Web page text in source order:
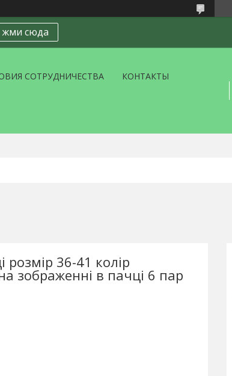
жми сюда
СОТРУДНИЧЕСТВА КОНТАКТЫ
розмір 36-41 колір
зображенні в пачці 6 пар